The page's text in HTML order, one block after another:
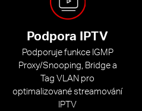
Podpora IPTV
Podporuje funkce IGMP
Proxy/Snooping, Bridge a
Tag VLAN pro
optimalizované streamování
IPTV